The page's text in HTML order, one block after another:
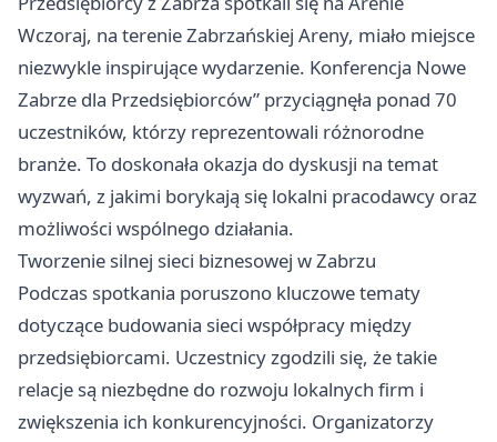
Wczoraj, na terenie Zabrzańskiej Areny, miało miejsce
niezwykle inspirujące wydarzenie. Konferencja Nowe
Zabrze dla Przedsiębiorców” przyciągnęła ponad 70
uczestników, którzy reprezentowali różnorodne
branże. To doskonała okazja do dyskusji na temat
wyzwań, z jakimi borykają się lokalni pracodawcy oraz
możliwości wspólnego działania.
Tworzenie silnej sieci biznesowej w Zabrzu
Podczas spotkania poruszono kluczowe tematy
dotyczące budowania sieci współpracy między
przedsiębiorcami. Uczestnicy zgodzili się, że takie
relacje są niezbędne do rozwoju lokalnych firm i
zwiększenia ich konkurencyjności. Organizatorzy